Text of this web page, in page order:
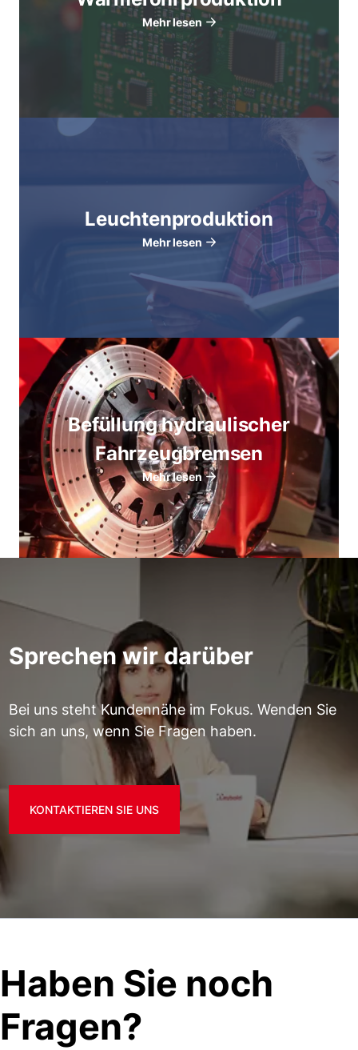
Mehr lesen
Leuchtenproduktion
Mehr lesen
Befüllung hydraulischer
Fahrzeugbremsen
Mehr lesen
Sprechen wir darüber
Bei uns steht Kundennähe im Fokus. Wenden Sie
sich an uns, wenn Sie Fragen haben.
KONTAKTIEREN SIE UNS
Haben Sie noch
Fragen?